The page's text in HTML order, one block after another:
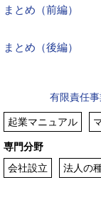
まとめ（前編）
まとめ（後編）
有限責任
起業マニュアル
専門分野
会社設立
法人の